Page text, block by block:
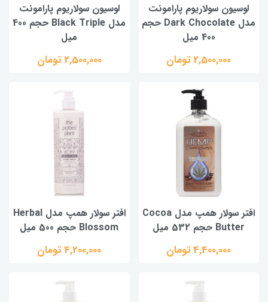
لوسیون سولاریوم پارامونت
مدل Dark Chocolate حجم
400 میل
2,500,000 تومان
لوسیون سولاریوم پارامونت
مدل Black Triple حجم 400
میل
2,500,000 تومان
افتر سولار همپ مدل Cocoa
Butter حجم 532 میل
4,400,000 تومان
افتر سولار همپ مدل Herbal
Blossom حجم 500 میل
4,200,000 تومان